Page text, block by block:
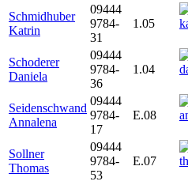
Schmidhuber
Katrin
09444
9784-
31
1.05
Schoderer
Daniela
09444
9784-
36
1.04
Seidenschwand
Annalena
09444
9784-
17
E.08
Sollner
Thomas
09444
9784-
53
E.07